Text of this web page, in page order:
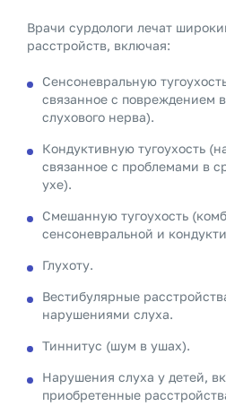
Врачи сурдологи лечат
расстройств, включая:
Сенсоневральную
связанное с повреждением
слухового нерва).
Кондуктивную тугоухость
связанное с проблемами в
ухе).
Смешанную тугоухость
сенсоневральной и
Глухоту.
Вестибулярные
нарушениями слуха.
Тиннитус (шум в ушах).
Нарушения слуха у детей,
приобретенные